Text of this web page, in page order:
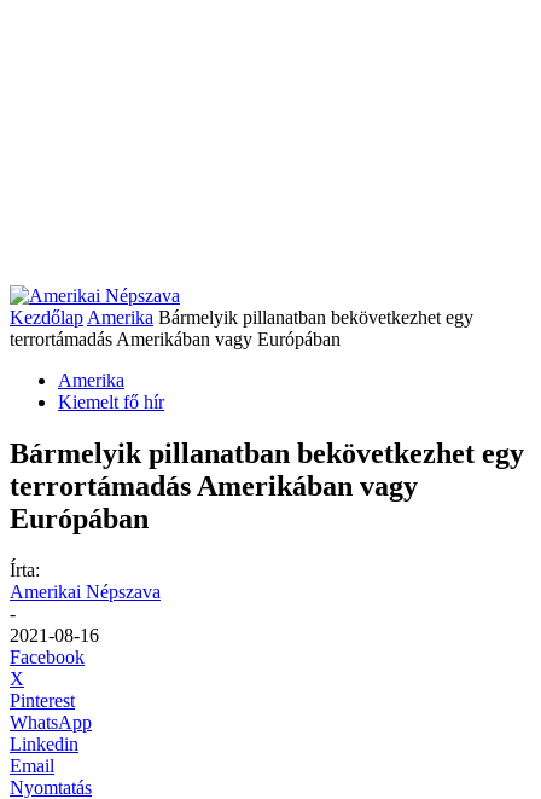
Kezdőlap Amerika Bármelyik pillanatban bekövetkezhet egy
terrortámadás Amerikában vagy Európában
Amerika
Kiemelt fő hír
Bármelyik pillanatban bekövetkezhet egy
terrortámadás Amerikában vagy
Európában
Írta:
Amerikai Népszava
-
2021-08-16
Facebook
X
Pinterest
WhatsApp
Linkedin
Email
Nyomtatás